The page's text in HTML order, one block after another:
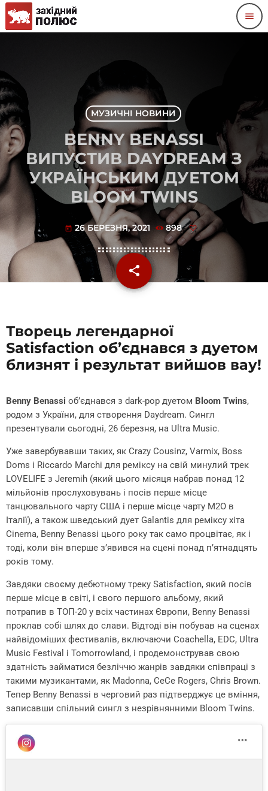
menu
МУЗИЧНІ НОВИНИ
BENNY BENASSI
ВИПУСТИВ DAYDREAM З
УКРАЇНСЬКИМ ДУЕТОМ
BLOOM TWINS
today 26 БЕРЕЗНЯ, 2021 898
share
email
Творець легендарної
Satisfaction об’єднався з дуетом
близнят і результат вийшов вау!
Benny Benassi об’єднався з dark-pop дуетом Bloom Twins,
родом з України, для створення Daydream. Сингл
презентували сьогодні, 26 березня, на Ultra Music.
Уже завербувавши таких, як Crazy Cousinz, Varmix, Boss
Doms і Riccardo Marchi для реміксу на свій минулий трек
LOVELIFE з Jeremih (який цього місяця набрав понад 12
мільйонів прослуховувань і посів перше місце
танцювального чарту США і перше місце чарту М2О в
Італії), а також шведський дует Galantis для реміксу хіта
Cinema, Benny Benassi цього року так само процвітає, як і
тоді, коли він вперше з’явився на сцені понад п’ятнадцять
років тому.
Завдяки своєму дебютному треку Satisfaction, який посів
перше місце в світі, і свого першого альбому, який
потрапив в ТОП-20 у всіх частинах Європи, Benny Benassi
проклав собі шлях до слави. Відтоді він побував на сценах
найвідоміших фестивалів, включаючи Coachella, EDC, Ultra
Music Festival і Tomorrowland, і продемонстрував свою
здатність займатися безліччю жанрів завдяки співпраці з
такими музикантами, як Madonna, CeCe Rogers, Chris Brown.
Тепер Benny Benassi в черговий раз підтверджує це вміння,
записавши спільний сингл з незрівнянними Bloom Twins.